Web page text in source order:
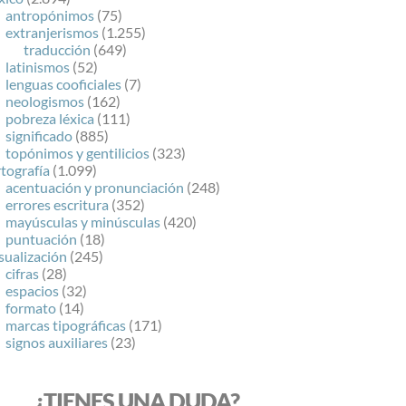
antropónimos (75)
extranjerismos (1.255)
traducción (649)
latinismos (52)
lenguas cooficiales (7)
neologismos (162)
pobreza léxica (111)
significado (885)
topónimos y gentilicios (323)
(1.099)
acentuación y pronunciación (248)
errores escritura (352)
mayúsculas y minúsculas (420)
puntuación (18)
(245)
cifras (28)
espacios (32)
formato (14)
marcas tipográficas (171)
signos auxiliares (23)
¿TIENES UNA DUDA?